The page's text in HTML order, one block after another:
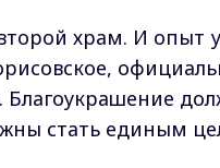
храм. И опыт
стать единым